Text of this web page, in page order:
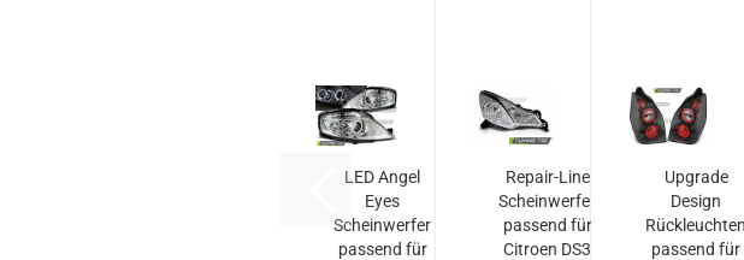
LED Angel
Eyes
Scheinwerfer
passend für
Repair-Line
Scheinwerfer
passend für
Citroen DS3
Upgrade
Design
Rückleuchten
passend für